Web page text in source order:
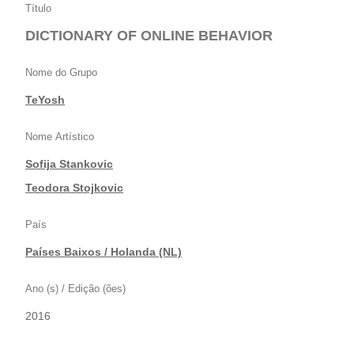
DICTIONARY
OF
BEHAVIOR
Título
DICTIONARY OF ONLINE BEHAVIOR
Nome do Grupo
TeYosh
Nome Artístico
Sofija Stankovic
|Teodora Stojkovic
País
Países Baixos / Holanda (NL)
Ano (s) / Edição (ões)
2016